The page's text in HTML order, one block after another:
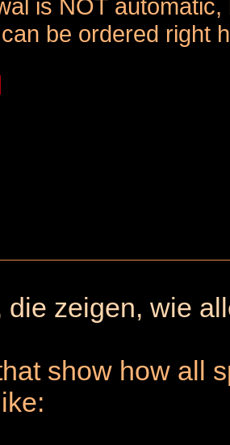
is NOT
be ordered right
die zeigen, wie
show how all